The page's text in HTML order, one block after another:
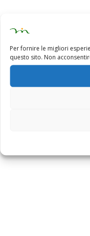
Per fornire le migliori
questo sito. Non